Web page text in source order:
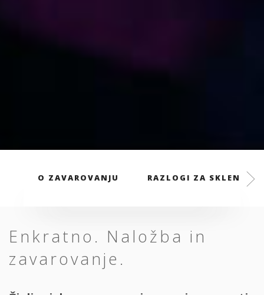
O ZAVAROVANJU RAZLOGI ZA SKLENITEV
Enkratno. Naložba in
zavarovanje.